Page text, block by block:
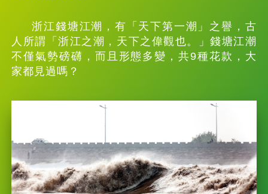
浙江錢塘江潮，有「天下第一潮」之譽，古
人所謂「浙江之潮，天下之偉觀也。」錢塘江潮
不僅氣勢磅礴，而且形態多變，共9種花款，大
家都見過嗎？